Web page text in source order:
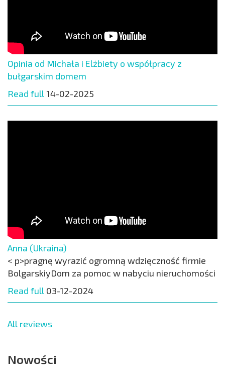
Opinia od Michała i Elżbiety o współpracy z
bułgarskim domem
Read full 14-02-2025
Anna (Ukraina)
< p>pragnę wyrazić ogromną wdzięczność firmie
BolgarskiyDom za pomoc w nabyciu nieruchomości
Read full 03-12-2024
All reviews
Nowości